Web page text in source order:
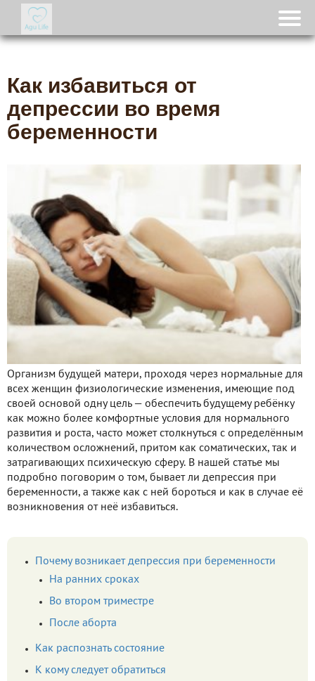
Как избавиться от
депрессии во время
беременности
Организм будущей матери, проходя через нормальные для
всех женщин физиологические изменения, имеющие под
своей основой одну цель — обеспечить будущему ребёнку
как можно более комфортные условия для нормального
развития и роста, часто может столкнуться с определённым
количеством осложнений, притом как соматических, так и
затрагивающих психическую сферу. В нашей статье мы
подробно поговорим о том, бывает ли депрессия при
беременности, а также как с ней бороться и как в случае её
возникновения от неё избавиться.
Почему возникает депрессия при беременности
На ранних сроках
Во втором триместре
После аборта
Как распознать состояние
К кому следует обратиться